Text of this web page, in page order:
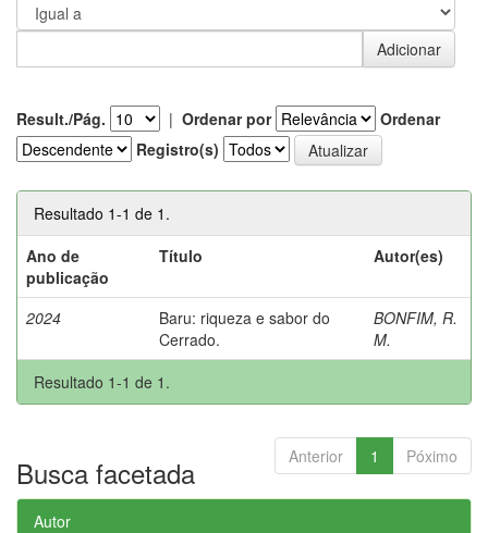
Result./Pág. | Ordenar por
Ordenar
Registro(s)
Resultado 1-1 de 1.
Ano de
publicação
Título Autor(es)
2024
Baru: riqueza e sabor do
Cerrado.
BONFIM, R.
M.
Resultado 1-1 de 1.
Anterior 1 Póximo
Busca facetada
Autor